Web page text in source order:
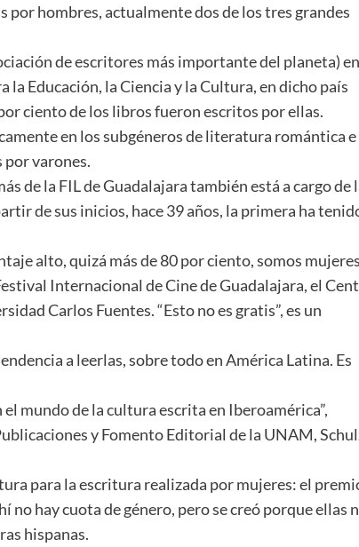
por hombres, actualmente dos de los tres grandes
de escritores más importante del planeta) en
Educación, la Ciencia y la Cultura, en dicho país
ciento de los libros fueron escritos por ellas.
en los subgéneros de literatura romántica e
por varones.
de la FIL de Guadalajara también está a cargo de
de sus inicios, hace 39 años, la primera ha
alto, quizá más de 80 por ciento, somos
Internacional de Cine de Guadalajara, el
Carlos Fuentes. “Esto no es gratis”, es un
a leerlas, sobre todo en América Latina. Es
mundo de la cultura escrita en Iberoamérica”,
y Fomento Editorial de la UNAM,
para la escritura realizada por mujeres: el
no hay cuota de género, pero se creó porque ellas
hispanas.